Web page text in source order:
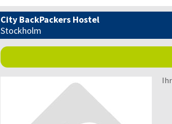
City BackPackers Hostel
Stockholm